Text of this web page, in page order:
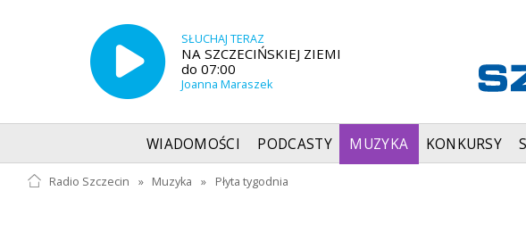
SŁUCHAJ TERAZ
NA SZCZECIŃSKIEJ ZIEMI
do 07:00
Joanna Maraszek
WIADOMOŚCI PODCASTY MUZYKA KONKURSY
Radio Szczecin » Muzyka » Płyta tygodnia